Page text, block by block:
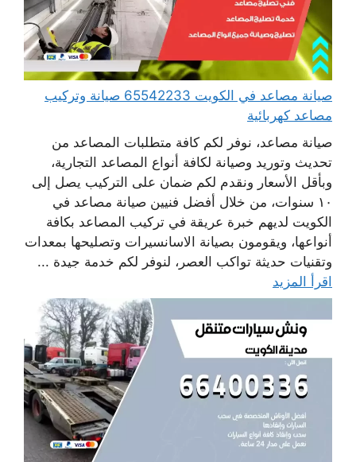
صيانة مصاعد في الكويت 65542233 صيانة وتركيب
مصاعد كهربائية
صيانة مصاعد، نوفر لكم كافة متطلبات المصاعد من
تحديث وتوريد وصيانة لكافة أنواع المصاعد التجارية،
وبأقل الأسعار ونقدم لكم ضمان على التركيب يصل إلى
١٠ سنوات، من خلال أفضل فنيين صيانة مصاعد في
الكويت لديهم خبرة عريقة في تركيب المصاعد بكافة
أنواعها، ويقومون بصيانة الاسانسيرات وتصليحها بمعدات
وتقنيات حديثة تواكب العصر، لنوفر لكم خدمة جيدة ...
اقرأ المزيد